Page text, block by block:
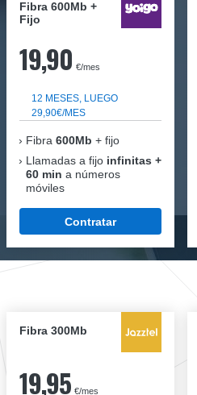
Fibra 600Mb +
Fijo
19,90 €/mes
12 MESES, LUEGO
29,90€/MES
Fibra 600Mb + fijo
Llamadas a fijo infinitas +
60 min a números
móviles
Contratar
Fibra 300Mb
19,95 €/mes